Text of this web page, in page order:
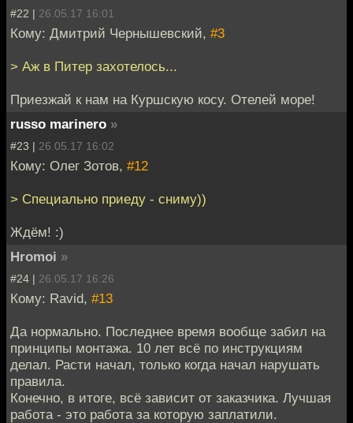
#22 | 26.05.17 16:01
Кому: Дмитрий Чернышевский, #3
> Аж в Питер захотелось...
Приезжай к нам на Куршскую косу. Отелей море!
russo marinero »
#23 | 26.05.17 16:02
Кому: Олег Зотов, #12
> Специально приеду - сниму))
Ждём! :)
Hromoi »
#24 | 26.05.17 16:26
Кому: Ravid, #13
Да нормально. Последнее время вообще забил на
принципы монтажа. 10 лет всё по инструкциям
делал. Расти начал, только когда начал нарушать
правила.
Конечно, в итоге, всё зависит от заказчика. Лучшая
работа - это работа за которую заплатили.